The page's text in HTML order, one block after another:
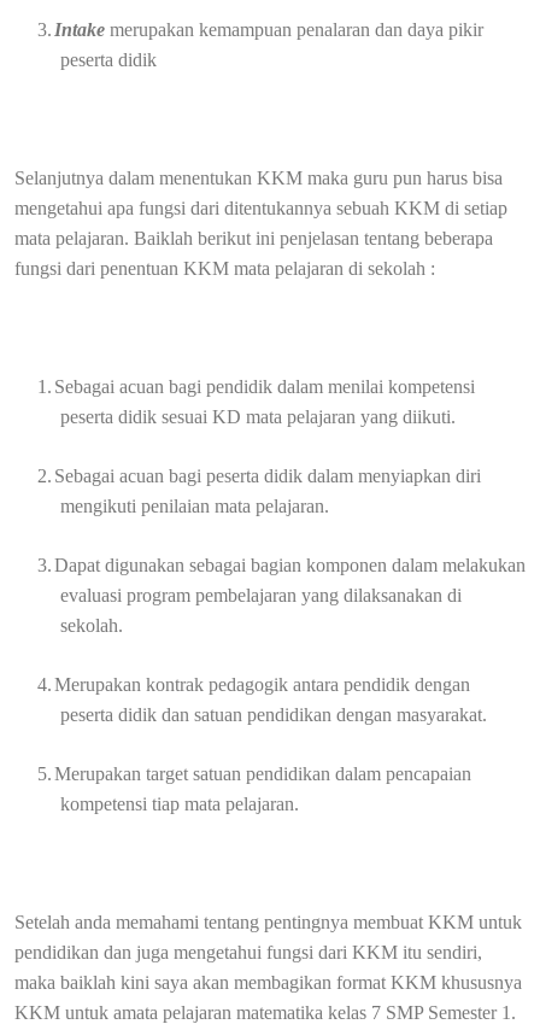
3. Intakemerupakan kemampuan penalaran dan daya pikir
peserta didik
Selanjutnya dalam menentukan KKM maka guru pun harus bisa
mengetahui apa fungsi dari ditentukannya sebuah KKM di setiap
mata pelajaran. Baiklah berikut ini penjelasan tentang beberapa
fungsi dari penentuan KKM mata pelajaran di sekolah :
1. Sebagai acuan bagi pendidik dalam menilai kompetensi
peserta didik sesuai KD mata pelajaran yang diikuti.
2. Sebagai acuan bagi peserta didik dalam menyiapkan diri
mengikuti penilaian mata pelajaran.
3.Dapat digunakan sebagai bagian komponen dalam melakukan
evaluasi program pembelajaran yang dilaksanakan di
sekolah.
4.Merupakan kontrak pedagogik antara pendidik dengan
peserta didik dan satuan pendidikan dengan masyarakat.
5.Merupakan target satuan pendidikan dalam pencapaian
kompetensi tiap mata pelajaran.
Setelah anda memahami tentang pentingnya membuat KKM untuk
pendidikan dan juga mengetahui fungsi dari KKM itu sendiri,
maka baiklah kini saya akan membagikan format KKM khususnya
KKM untuk amata pelajaran matematika kelas 7 SMP Semester 1.